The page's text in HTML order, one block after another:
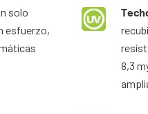
solo
esfuerzo,
8,3